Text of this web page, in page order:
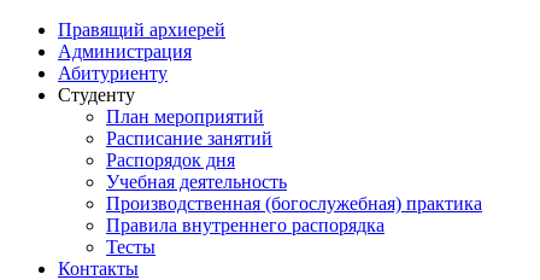
Правящий архиерей
Администрация
Абитуриенту
Студенту
План мероприятий
Расписание занятий
Распорядок дня
Учебная деятельность
Производственная (богослужебная) практика
Правила внутреннего распорядка
Тесты
Контакты